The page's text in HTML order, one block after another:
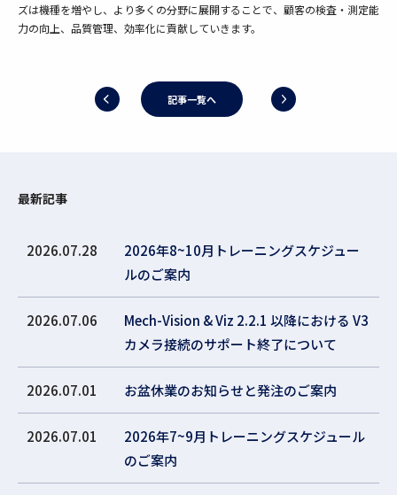
ズは機種を増やし、より多くの分野に展開することで、顧客の検査・測定能
力の向上、品質管理、効率化に貢献していきます。
記事一覧へ
最新記事
2026.07.28
2026年8~10月トレーニングスケジュー
ルのご案内
2026.07.06
Mech-Vision & Viz 2.2.1 以降における V3
カメラ接続のサポート終了について
2026.07.01 お盆休業のお知らせと発注のご案内
2026.07.01
2026年7~9月トレーニングスケジュール
のご案内